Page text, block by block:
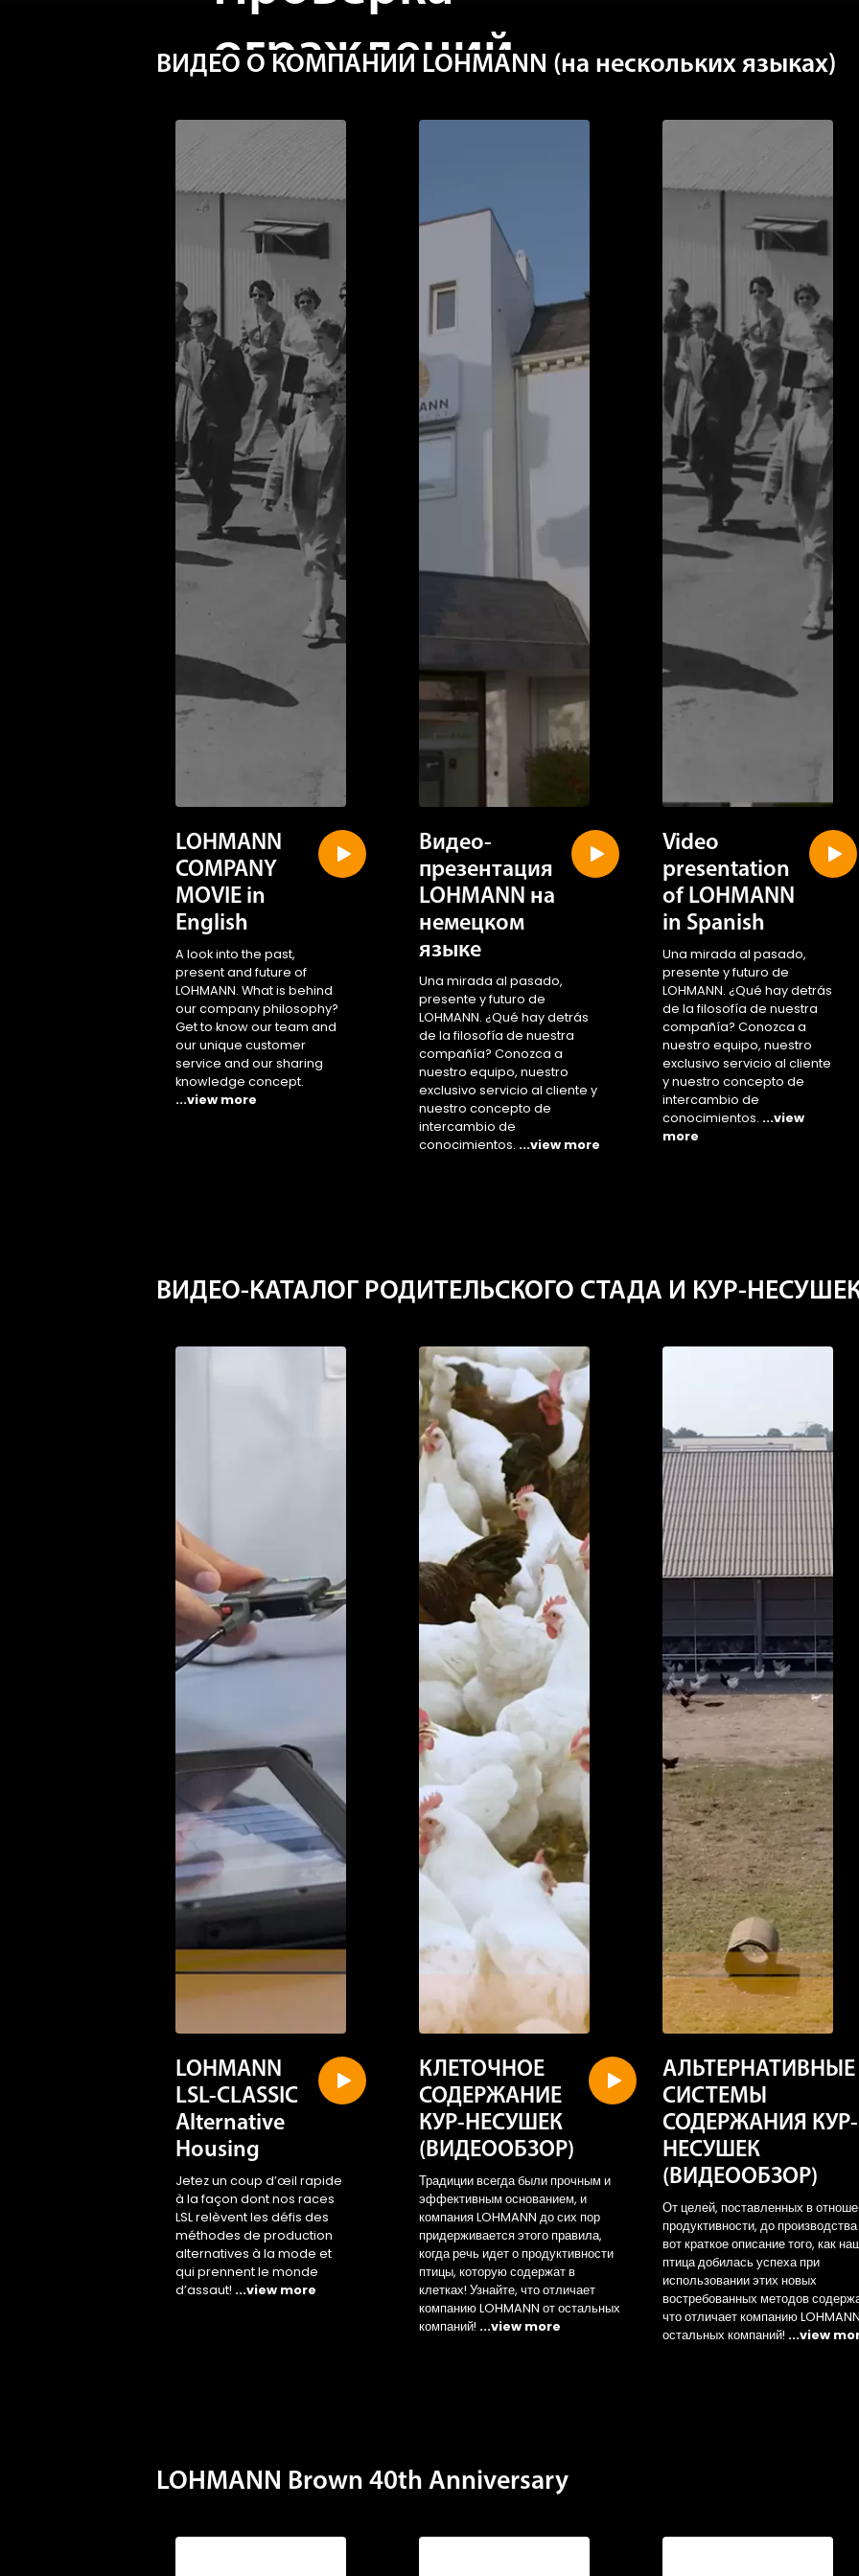
ограждений
Ограждение играет решающую роль в защите
птицеводческого хозяйства. Контроль за состоянием
ограждений является ключевым фактором; любые
обнаруженные повреждения могут быть признаками
попытки проникновения со стороны злоумышленников
или даже хищников, поэтому всегда проверяйте, чтобы
они были хорошо вкопаны в землю!
ВИДЕО О КОМПАНИИ LOHMANN (на нескольких языках)
LOHMANN
COMPANY
MOVIE in
English
A look into the past,
present and future of
LOHMANN. What is behind
our company philosophy?
Get to know our team and
our unique customer
service and our sharing
knowledge concept.
...view more
Видео-
презентация
LOHMANN на
немецком
языке
Una mirada al pasado,
presente y futuro de
LOHMANN. ¿Qué hay detrás
de la filosofía de nuestra
compañía? Conozca a
nuestro equipo, nuestro
exclusivo servicio al cliente y
nuestro concepto de
intercambio de
conocimientos. ...view more
Video
presentation
of LOHMANN
in Spanish
Una mirada al pasado,
presente y futuro de
LOHMANN. ¿Qué hay detrás
de la filosofía de nuestra
compañía? Conozca a
nuestro equipo, nuestro
exclusivo servicio al cliente
y nuestro concepto de
intercambio de
conocimientos. ...view
more
ВИДЕО-КАТАЛОГ РОДИТЕЛЬСКОГО СТАДА И КУР-
LOHMANN
LSL-CLASSIC
Alternative
Housing
Jetez un coup d’œil rapide
à la façon dont nos races
LSL relèvent les défis des
méthodes de production
alternatives à la mode et
qui prennent le monde
d’assaut! ...view more
КЛЕТОЧНОЕ
СОДЕРЖАНИЕ
КУР-НЕСУШЕК
(ВИДЕООБЗОР)
Традиции всегда были прочным и
эффективным основанием, и
компания LOHMANN до сих пор
придерживается этого правила,
когда речь идет о продуктивности
птицы, которую содержат в
клетках! Узнайте, что отличает
компанию LOHMANN от остальных
компаний! ...view more
АЛЬТЕРНАТИВНЫЕ
СИСТЕМЫ
СОДЕРЖАНИЯ КУР-
НЕСУШЕК
(ВИДЕООБЗОР)
От целей, поставленных в
продуктивности, до
вот краткое описание того, как
птица добилась успеха при
использовании этих новых
востребованных методов
что отличает компанию
остальных компаний! ...view
LOHMANN Brown 40th Anniversary